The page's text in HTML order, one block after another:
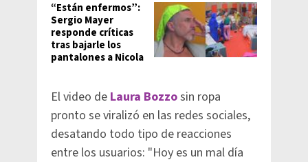
“Están enfermos”:
Sergio Mayer
responde críticas
tras bajarle los
pantalones a Nicola
El video de Laura Bozzosin ropa
pronto se viralizó en las redes sociales,
desatando todo tipo de reacciones
entre los usuarios: "Hoy es un mal día